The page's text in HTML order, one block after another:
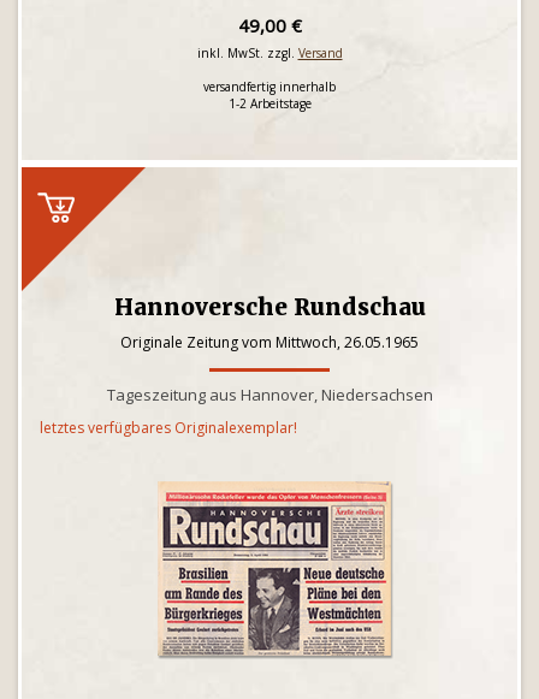
49,00 €
inkl. MwSt. zzgl. Versand
versandfertig innerhalb
1-2 Arbeitstage
Hannoversche Rundschau
Originale Zeitung vom Mittwoch, 26.05.1965
Tageszeitung aus Hannover, Niedersachsen
letztes verfügbares Originalexemplar!